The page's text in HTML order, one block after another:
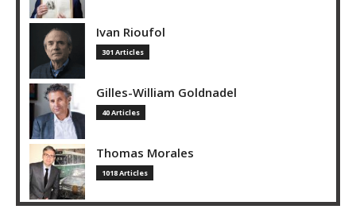
Ivan Rioufol
301 Articles
Gilles-William Goldnadel
40 Articles
Thomas Morales
1018 Articles